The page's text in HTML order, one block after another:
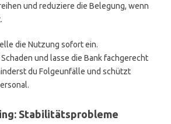
und reduziere die Belegung, wenn
die Nutzung sofort ein.
und lasse die Bank fachgerecht
du Folgeunfälle und schützt
Stabilitätsprobleme